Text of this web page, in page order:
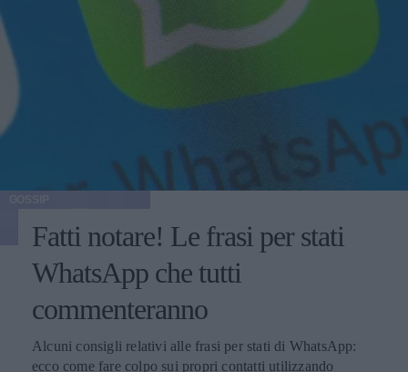
Fatti notare! Le frasi per stati
WhatsApp che tutti
commenteranno
Alcuni consigli relativi alle frasi per stati di WhatsApp:
ecco come fare colpo sui propri contatti utilizzando